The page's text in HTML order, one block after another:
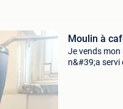
Moulin à
Je vends
n&#39;a servi